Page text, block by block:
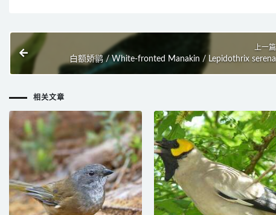
上一篇
白额娇鹟 / White-fronted Manakin / Lepidothrix serena
相关文章